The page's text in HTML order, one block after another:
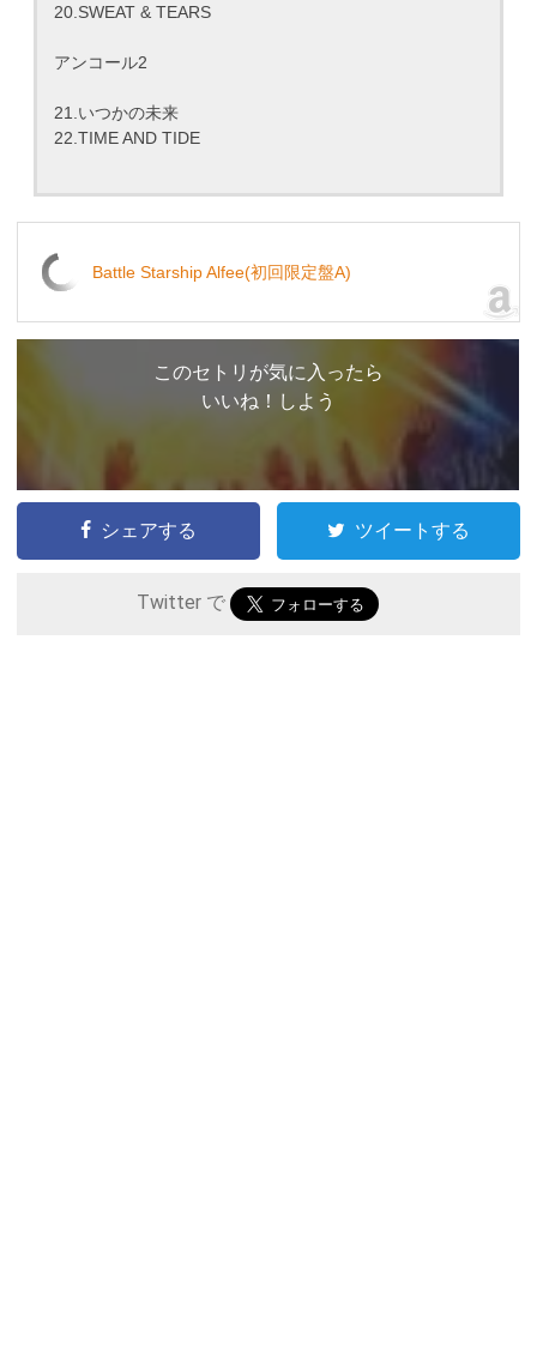
20.SWEAT & TEARS
アンコール2
21.いつかの未来
22.TIME AND TIDE
Battle Starship Alfee(初回限定盤A)
このセトリが気に入ったら
いいね！しよう
シェアする ツイートする
Twitter で